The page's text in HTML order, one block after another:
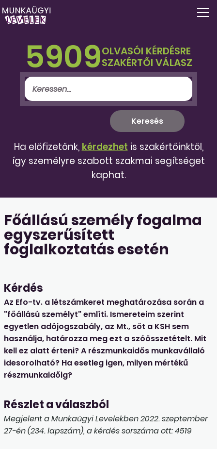
5909OLVASÓI KÉRDÉSRE
SZAKÉRTŐI VÁLASZ
Ha előfizetőnk, kérdezhet is szakértőinktől,
így személyre szabott szakmai segítséget
kaphat.
Főállású személy fogalma
egyszerűsített
foglalkoztatás esetén
Kérdés
Az Efo-tv. a létszámkeret meghatározása során a
"főállású személyt" említi. Ismereteim szerint
egyetlen adójogszabály, az Mt., sőt a KSH sem
használja, határozza meg ezt a szóösszetételt. Mit
kell ez alatt érteni? A részmunkaidős munkavállaló
idesorolható? Ha esetleg igen, milyen mértékű
részmunkaidőig?
Részlet a válaszból
Megjelent a Munkaügyi Levelekben 2022. szeptember
27-én (234. lapszám), a kérdés sorszáma ott: 4519